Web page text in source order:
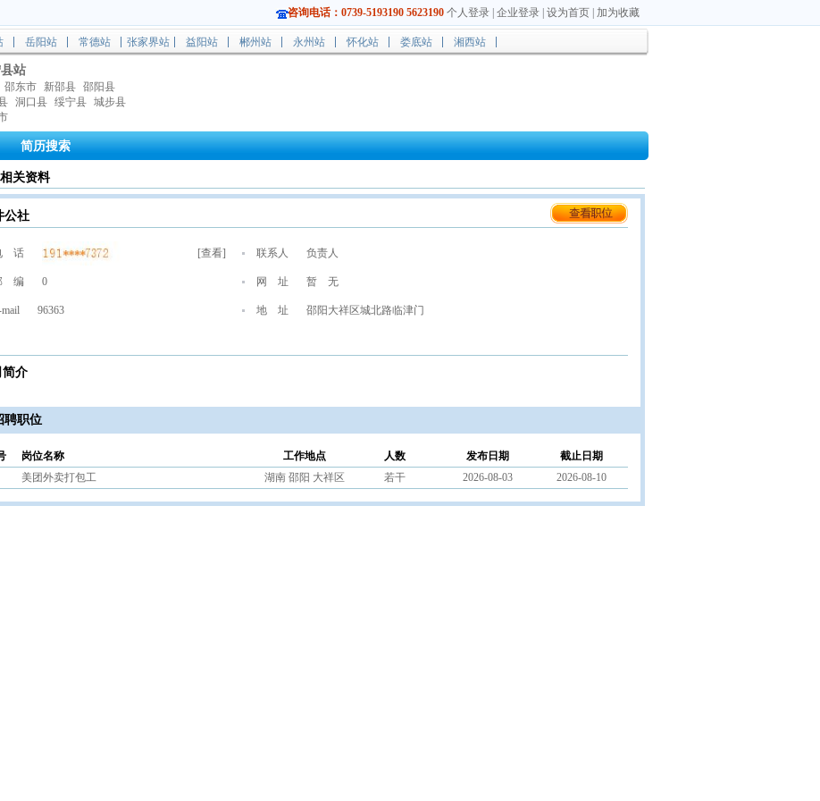
咨询电话：0739-5193190 5623190 个人登录 企业登录 设为首页 加为收藏
岳阳站 常德站 张家界站 益阳站 郴州站 永州站 怀化站 娄底站 湘西站
站
邵东市 新邵县 邵阳县
洞口县 绥宁县 城步县
简历搜索
关资料
公社
话 [查看] 联系人 负责人
编 0 网 址 暂 无
96363 地 址 邵阳大祥区城北路临津门
简介
聘职位
岗位名称 工作地点 人数 发布日期
截止日期
美团外卖打包工 湖南 邵阳 大祥区 若干 2026-08-03 2026-08-10